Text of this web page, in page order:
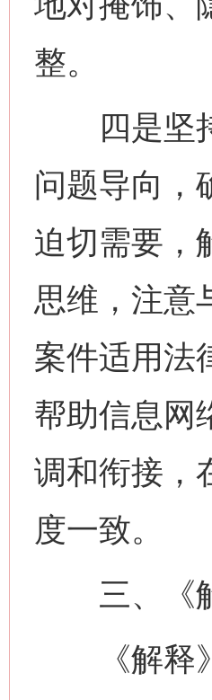
整。
四是坚持
问题导向，
迫切需要，
思维，注意
案件适用法
帮助信息网
调和衔接，
度一致。
三、《解
《解释》